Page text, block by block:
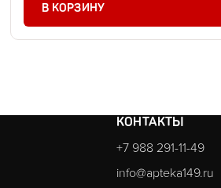
В КОРЗИНУ
КОНТАКТЫ
+7 988 291-11-49
info@apteka149.ru